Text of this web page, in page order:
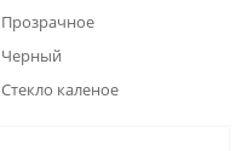
Прозрачное
Черный
Стекло каленое